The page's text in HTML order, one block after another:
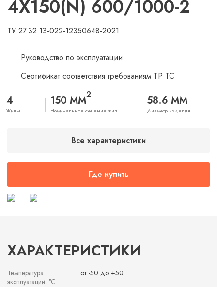
4Х150(N) 600/1000-2
ТУ 27.32.13-022-12350648-2021
Руководство по эксплуатации
Сертификат соответствия требованиям ТР ТС
4
Жилы
150 ММ2
Номинальное сечение жил
58.6 ММ
Диаметр изделия
Все характеристики
Где купить
ХАРАКТЕРИСТИКИ
Температура
эксплуатации, °С
от -50 до +50